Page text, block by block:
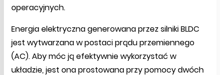
operacyjnych.
Energia elektryczna generowana przez silniki BLDC
jest wytwarzana w postaci prądu przemiennego
(AC). Aby móc ją efektywnie wykorzystać w
układzie, jest ona prostowana przy pomocy dwóch